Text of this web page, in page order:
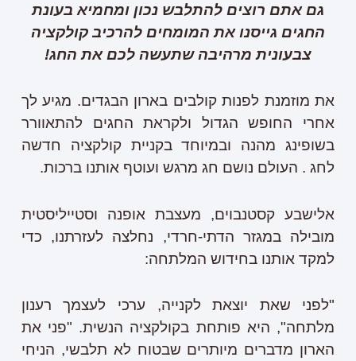
גם אתם רוצים להתלבש נכון ומחמיא בעונת
החגים גייסנו את המומחים להרכיב קולקציה
צבעונית מרהיבה שתעשה לכם את החג!
את מוזמנת לפנות קולבים בארון הבגדים. מגיע לך
אחרי החופש הגדול ולקראת החגים להתאוורר
בשופינג מהנה ובמיוחד בקניית קולקציה חדשה
לחג . העולם נושם חג מרגש ועוטף אותנו ברכות.
אלישבע קסטנבוים, מעצבת אופנה וסטייליסטית
מובילה במגזר הדתי-חרדי, נחלצה לעזרתנו, כדי
למקד אותנו בחידוש המלתחה:
"לפני שאת יוצאת לקנייה, ערכי לעצמך רענון
מלתחה", היא פותחת בקולקציה הנשית. "פני את
הארון מדברים מיותרים שבטוח לא תלבשי, הניחי